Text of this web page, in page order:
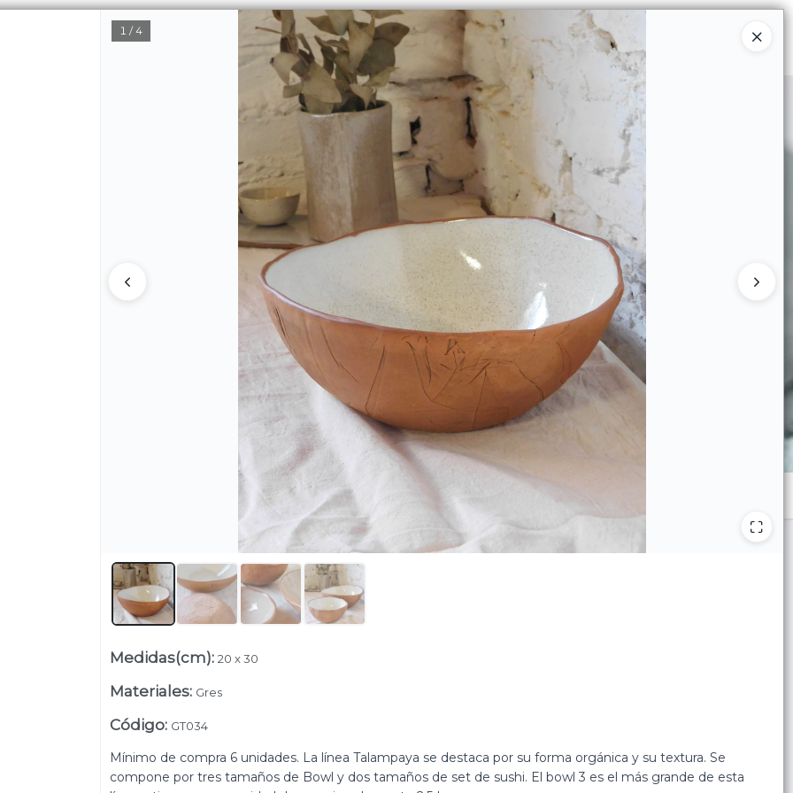
1 / 4
Medidas(cm): 20 x 30
Materiales: Gres
Código: GT034
Mínimo de compra 6 unidades. La línea Talampaya se destaca por su forma orgánica y su textura. Se
compone por tres tamaños de Bowl y dos tamaños de set de sushi. El bowl 3 es el más grande de esta
Ingresar a la Tienda
CÓMO COMPRAR QUIÉNES SOMOS CONTACTO
Lista vacía